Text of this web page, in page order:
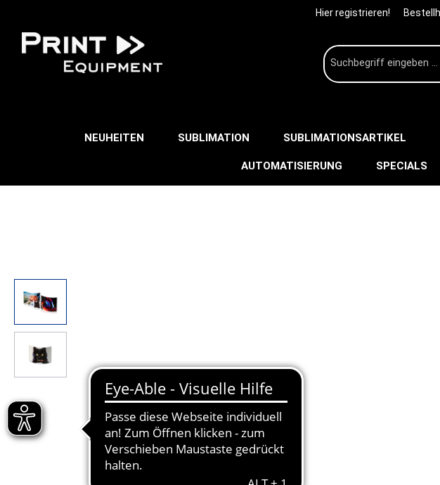
Hier registrieren!
NEUHEITEN SUBLIMATION SUBLIMATIONSARTIKEL
AUTOMATISIERUNG SPECIALS